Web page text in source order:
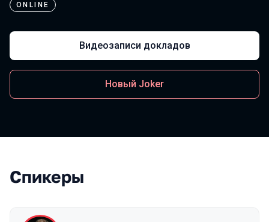
ONLINE
Видеозаписи докладов
Новый Joker
Спикеры